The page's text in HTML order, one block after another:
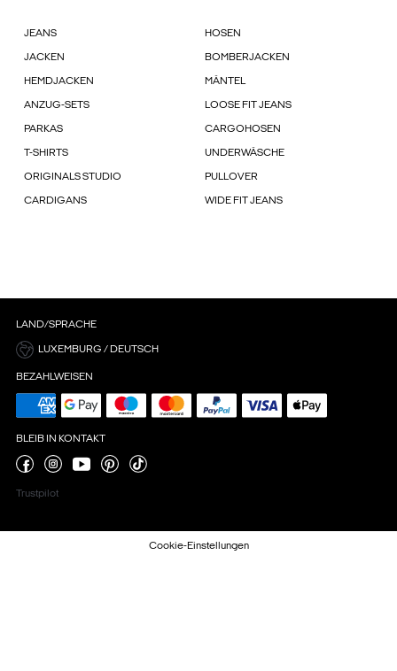
JEANS HOSEN
JACKEN BOMBERJACKEN
HEMDJACKEN MÄNTEL
ANZUG-SETS LOOSE FIT JEANS
PARKAS CARGOHOSEN
T-SHIRTS UNDERWÄSCHE
ORIGINALS STUDIO PULLOVER
CARDIGANS WIDE FIT JEANS
LAND/SPRACHE
LUXEMBURG / DEUTSCH
BEZAHLWEISEN
BLEIB IN KONTAKT
Trustpilot
Cookie-Einstellungen